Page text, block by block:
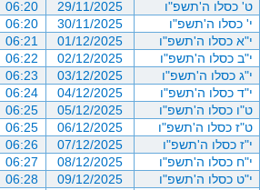
ט' כסלו ה'תשפ"ו
29/11/2025
06:20
י' כסלו ה'תשפ"ו
30/11/2025
06:20
י"א כסלו ה'תשפ"ו
01/12/2025
06:21
י"ב כסלו ה'תשפ"ו
02/12/2025
06:22
י"ג כסלו ה'תשפ"ו
03/12/2025
06:23
י"ד כסלו ה'תשפ"ו
04/12/2025
06:24
ט"ו כסלו ה'תשפ"ו
05/12/2025
06:25
ט"ז כסלו ה'תשפ"ו
06/12/2025
06:25
י"ז כסלו ה'תשפ"ו
07/12/2025
06:26
י"ח כסלו ה'תשפ"ו
08/12/2025
06:27
י"ט כסלו ה'תשפ"ו
09/12/2025
06:28